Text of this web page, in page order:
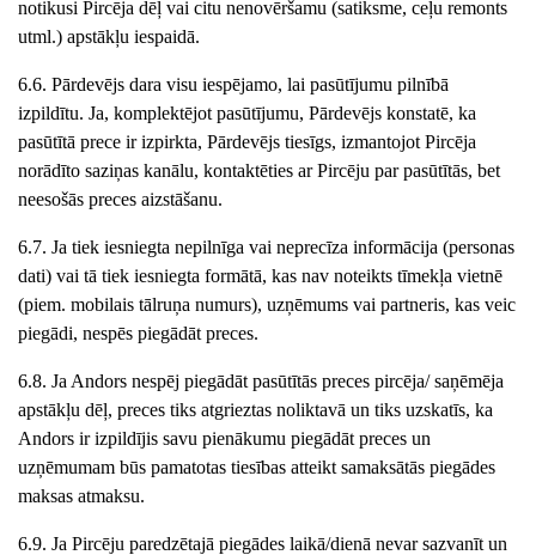
notikusi Pircēja dēļ vai citu nenovēršamu (satiksme, ceļu remonts
utml.) apstākļu iespaidā.
6.6. Pārdevējs dara visu iespējamo, lai pasūtījumu pilnībā
izpildītu. Ja, komplektējot pasūtījumu, Pārdevējs konstatē, ka
pasūtītā prece ir izpirkta, Pārdevējs tiesīgs, izmantojot Pircēja
norādīto saziņas kanālu, kontaktēties ar Pircēju par pasūtītās, bet
neesošās preces aizstāšanu.
6.7. Ja tiek iesniegta nepilnīga vai neprecīza informācija (personas
dati) vai tā tiek iesniegta formātā, kas nav noteikts tīmekļa vietnē
(piem. mobilais tālruņa numurs), uzņēmums vai partneris, kas veic
piegādi, nespēs piegādāt preces.
6.8. Ja Andors nespēj piegādāt pasūtītās preces pircēja/ saņēmēja
apstākļu dēļ, preces tiks atgrieztas noliktavā un tiks uzskatīs, ka
Andors ir izpildījis savu pienākumu piegādāt preces un
uzņēmumam būs pamatotas tiesības atteikt samaksātās piegādes
maksas atmaksu.
6.9. Ja Pircēju paredzētajā piegādes laikā/dienā nevar sazvanīt un